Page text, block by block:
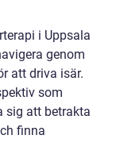
i Uppsala
genom
att driva isär.
som
sig att betrakta
finna